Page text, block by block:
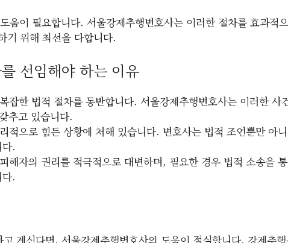
움이 필요합니다. 서울강제추행변호사는 이러한 절차를 효과적
기 위해 최선을 다합니다.
선임해야 하는 이유
잡한 법적 절차를 동반합니다. 서울강제추행변호사는 이러한 사
추고 있습니다.
적으로 힘든 상황에 처해 있습니다. 변호사는 법적 조언뿐만 아
.
해자의 권리를 적극적으로 대변하며, 필요한 경우 법적 소송을
.
계신다면, 서울강제추행변호사의 도움이 절실합니다. 강제추